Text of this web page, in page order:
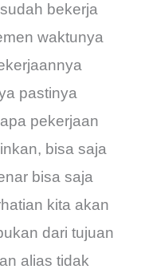
bekerja
waktunya
pastinya
pekerjaan
bisa saja
bisa saja
kita akan
dari tujuan
alias tidak